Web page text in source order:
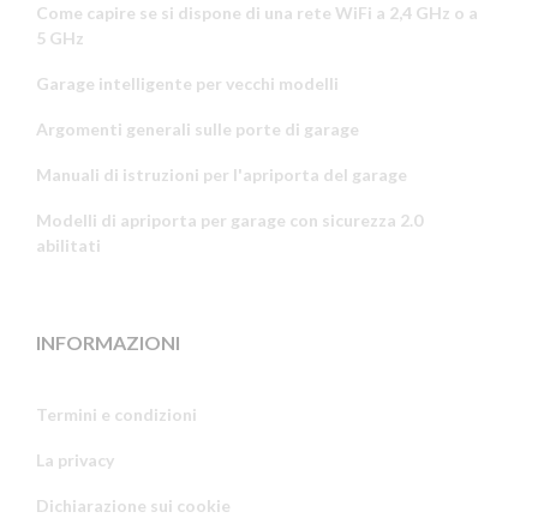
Come capire se si dispone di una rete WiFi a 2,4 GHz o a
5 GHz
Garage intelligente per vecchi modelli
Argomenti generali sulle porte di garage
Manuali di istruzioni per l'apriporta del garage
Modelli di apriporta per garage con sicurezza 2.0
abilitati
INFORMAZIONI
Termini e condizioni
La privacy
Dichiarazione sui cookie